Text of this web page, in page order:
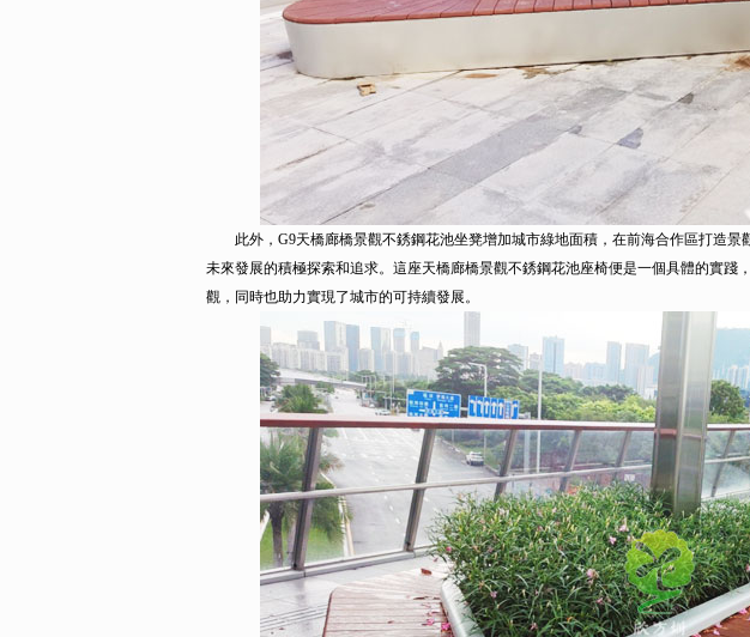
此外，G9天橋廊橋景觀不銹鋼花池坐凳增加城市綠地面積，在前海合作區打造景
未來發展的積極探索和追求。這座天橋廊橋景觀不銹鋼花池座椅便是一個具體的實踐
觀，同時也助力實現了城市的可持續發展。